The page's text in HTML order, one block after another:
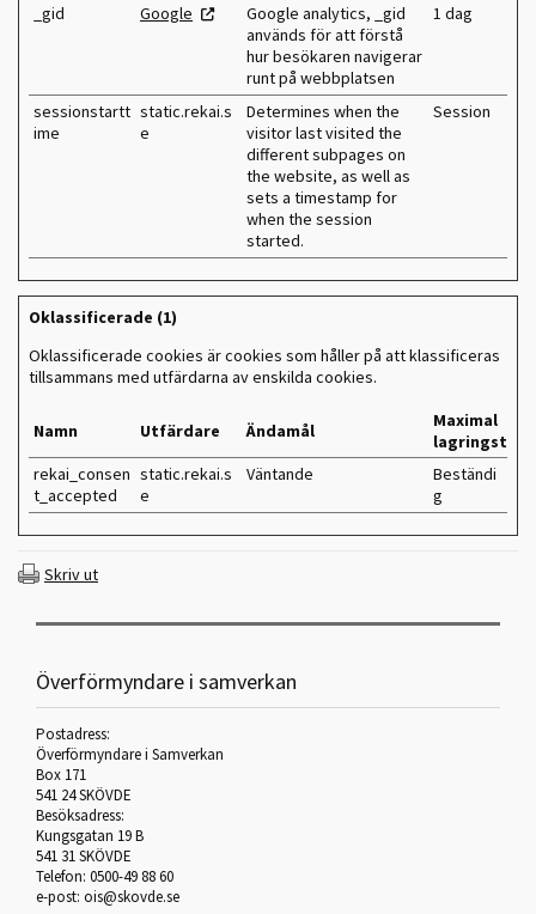
_gid Google
Google analytics, _gid
används för att förstå
hur besökaren navigerar
runt på webbplatsen
1 dag
sessionstartt
ime
static.rekai.s
e
Determines when the
visitor last visited the
different subpages on
the website, as well as
sets a timestamp for
when the session
started.
Session
Oklassificerade (1)
Oklassificerade cookies är cookies som håller på att klassificeras
tillsammans med utfärdarna av enskilda cookies.
Namn Utfärdare Ändamål
Maximal
lagringstid
rekai_consen
t_accepted
static.rekai.s
e
Väntande
Beständi
g
Skriv ut
Överförmyndare i samverkan
Postadress:
Överförmyndare i Samverkan
Box 171
541 24 SKÖVDE
Besöksadress:
Kungsgatan 19 B
541 31 SKÖVDE
Telefon: 0500-49 88 60
e-post: ois@skovde.se